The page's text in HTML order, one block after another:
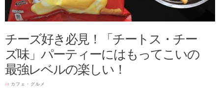
チーズ好き必見！「チートス・チー
ズ味」パーティーにはもってこいの
最強レベルの楽しい！
in カフェ・グルメ